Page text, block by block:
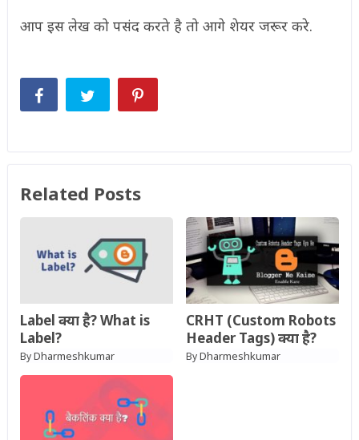
आप इस लेख को पसंद करते है तो आगे शेयर जरूर करे.
Related Posts
Label क्या है? What is
Label?
ByDharmeshkumar
CRHT (Custom Robots
Header Tags) क्या है?
ByDharmeshkumar